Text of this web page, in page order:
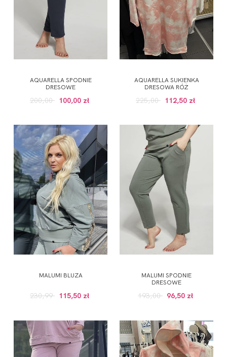
AQUARELLA SPODNIE
DRESOWE
200,00 100,00 zł
AQUARELLA SUKIENKA
DRESOWA RÓŻ
225,00 112,50 zł
MALUMI BLUZA
230,99 115,50 zł
MALUMI SPODNIE
DRESOWE
193,00 96,50 zł